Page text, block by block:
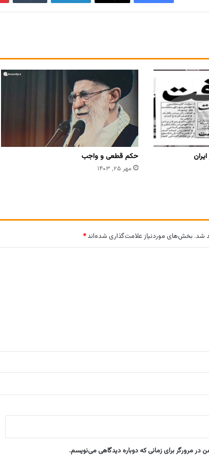
حکم قطعی و واجب
مهر ۲۵, ۱۴۰۳
شد. بخش‌های موردنیاز علامت‌گذاری شده‌اند*
در مرورگر برای زمانی که دوباره دیدگاهی می‌نویسم.